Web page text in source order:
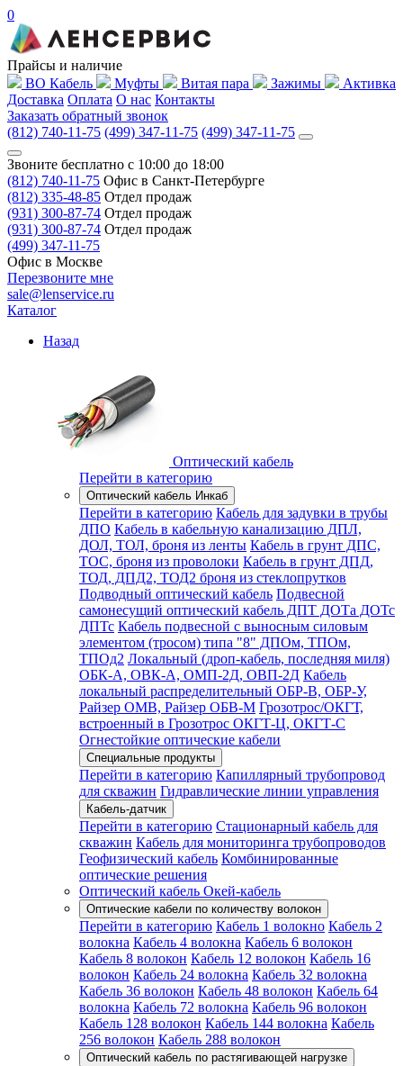
0
Прайсы и наличие
ВО Кабель
Муфты Витая пара Зажимы
Активка
Доставка Оплата О нас Контакты
Заказать обратный звонок
(812) 740-11-75 (499) 347-11-75 (499) 347-11-75
Звоните бесплатно с 10:00 до 18:00
(812) 740-11-75 Офис в Санкт-Петербурге
(812) 335-48-85 Отдел продаж
(931) 300-87-74 Отдел продаж
(931) 300-87-74 Отдел продаж
(499) 347-11-75
Офис в Москве
Перезвоните мне
sale@lenservice.ru
Каталог
Назад
Оптический кабель
Перейти в категорию
Оптический кабель Инкаб
Перейти в категорию Кабель для задувки в трубы
ДПО Кабель в кабельную канализацию ДПЛ,
ДОЛ, ТОЛ, броня из ленты Кабель в грунт ДПС,
ТОС, броня из проволоки Кабель в грунт ДПД,
ТОД, ДПД2, ТОД2 броня из стеклопрутков
Подводный оптический кабель Подвесной
самонесущий оптический кабель ДПТ ДОТа ДОТс
ДПТс Кабель подвесной с выносным силовым
элементом (тросом) типа "8" ДПОм, ТПОм,
ТПОд2 Локальный (дроп-кабель, последняя миля)
ОБК-А, ОВК-А, ОМП-2Д, ОВП-2Д Кабель
локальный распределительный ОБР-В, ОБР-У,
Райзер ОМВ, Райзер ОБВ-М Грозотрос/ОКГТ,
встроенный в Грозотрос ОКГТ-Ц, ОКГТ-С
Огнестойкие оптические кабели
Специальные продукты
Перейти в категорию Капиллярный трубопровод
для скважин Гидравлические линии управления
Кабель-датчик
Перейти в категорию Стационарный кабель для
скважин Кабель для мониторинга трубопроводов
Геофизический кабель Комбинированные
оптические решения
Оптический кабель Окей-кабель
Оптические кабели по количеству волокон
Перейти в категорию Кабель 1 волокно Кабель 2
волокна Кабель 4 волокна Кабель 6 волокон
Кабель 8 волокон Кабель 12 волокон Кабель 16
волокон Кабель 24 волокна Кабель 32 волокна
Кабель 36 волокон Кабель 48 волокон Кабель 64
волокна Кабель 72 волокна Кабель 96 волокон
Кабель 128 волокон Кабель 144 волокна Кабель
256 волокон Кабель 288 волокон
Оптический кабель по растягивающей нагрузке